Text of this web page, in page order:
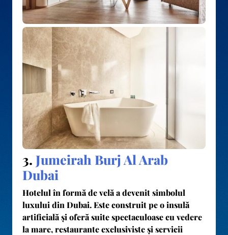
3. Jumeirah Burj Al Arab
Dubai
Hotelul în formă de velă a devenit simbolul
luxului din Dubai. Este construit peo insulă
artificialăși oferă suite spectaculoase cu vedere
la mare, restaurante exclusiviste și servicii